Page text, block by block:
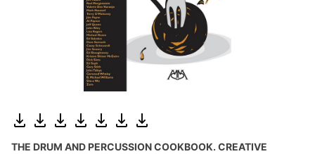
THE DRUM AND PERCUSSION COOKBOOK. CREATIVE